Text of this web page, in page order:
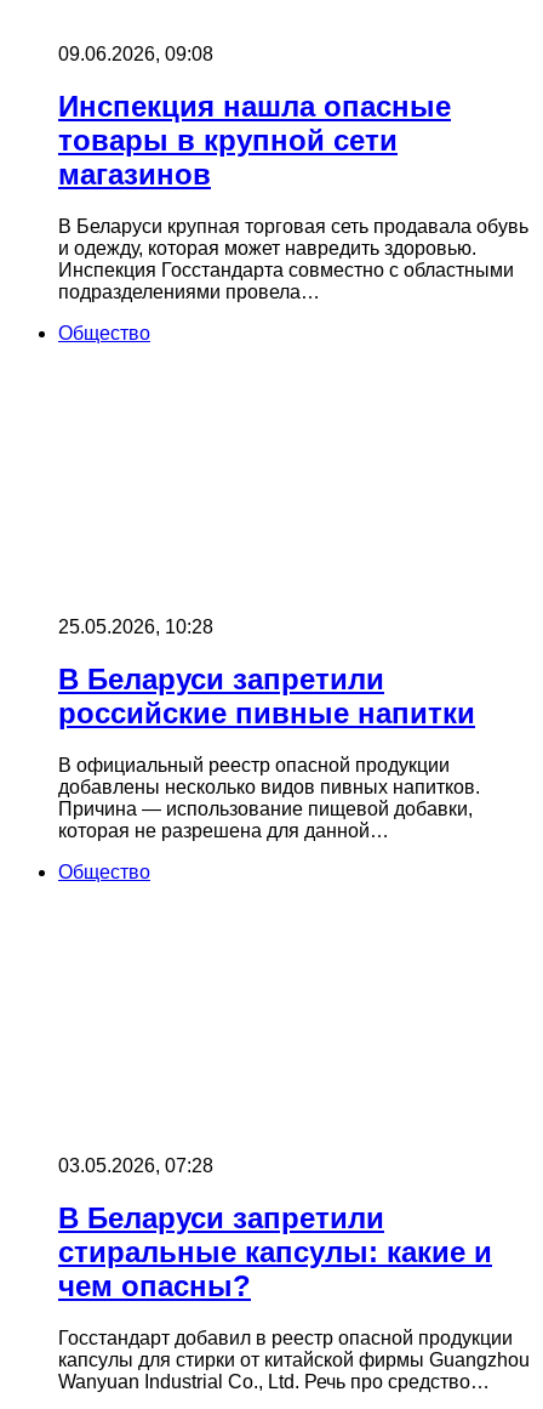
09.06.2026, 09:08
Инспекция нашла опасные
товары в крупной сети
магазинов
В Беларуси крупная торговая сеть продавала обувь
и одежду, которая может навредить здоровью.
Инспекция Госстандарта совместно с областными
подразделениями провела…
Общество
25.05.2026, 10:28
В Беларуси запретили
российские пивные напитки
В официальный реестр опасной продукции
добавлены несколько видов пивных напитков.
Причина — использование пищевой добавки,
которая не разрешена для данной…
Общество
03.05.2026, 07:28
В Беларуси запретили
стиральные капсулы: какие и
чем опасны?
Госстандарт добавил в реестр опасной продукции
капсулы для стирки от китайской фирмы Guangzhou
Wanyuan Industrial Co., Ltd. Речь про средство…